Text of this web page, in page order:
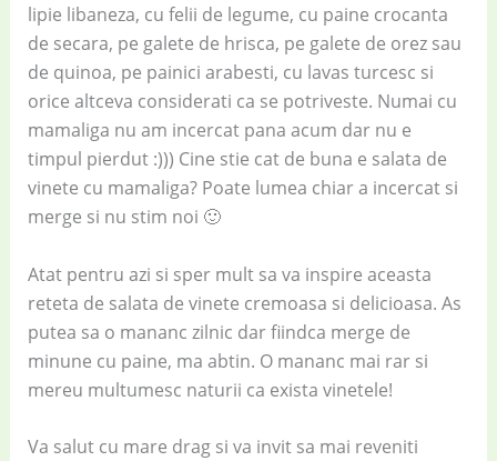
lipie libaneza, cu felii de legume, cu paine crocanta
de secara, pe galete de hrisca, pe galete de orez sau
de quinoa, pe painici arabesti, cu lavas turcesc si
orice altceva considerati ca se potriveste. Numai cu
mamaliga nu am incercat pana acum dar nu e
timpul pierdut :))) Cine stie cat de buna e salata de
vinete cu mamaliga? Poate lumea chiar a incercat si
merge si nu stim noi 🙂
Atat pentru azi si sper mult sa va inspire aceasta
reteta de salata de vinete cremoasa si delicioasa. As
putea sa o mananc zilnic dar fiindca merge de
minune cu paine, ma abtin. O mananc mai rar si
mereu multumesc naturii ca exista vinetele!
Va salut cu mare drag si va invit sa mai reveniti